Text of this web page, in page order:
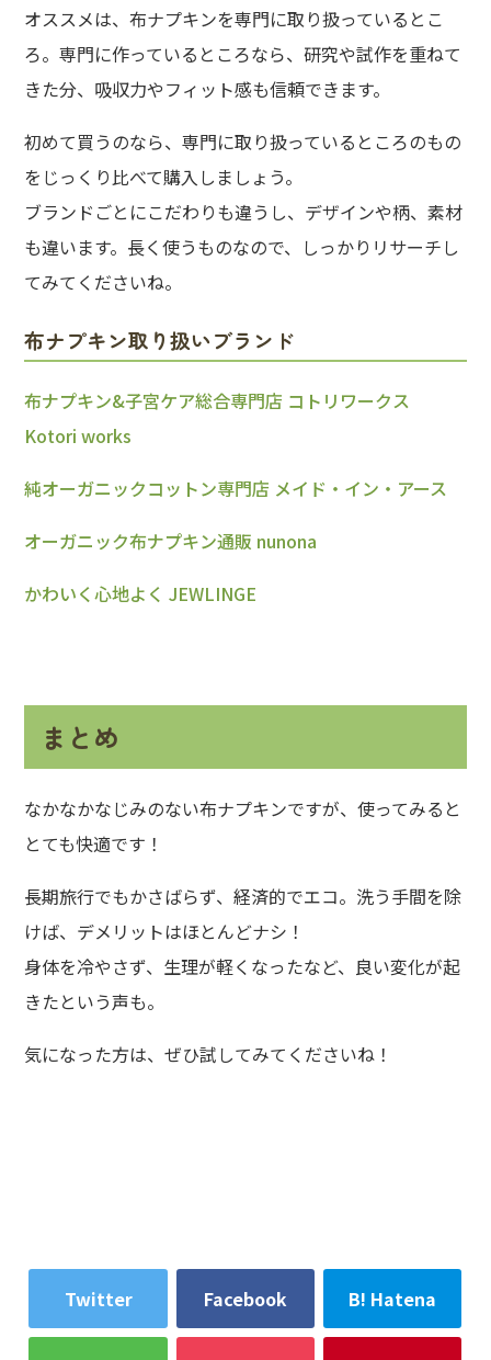
オススメは、布ナプキンを専門に取り扱っているとこ
ろ。専門に作っているところなら、研究や試作を重ねて
きた分、吸収力やフィット感も信頼できます。
初めて買うのなら、専門に取り扱っているところのもの
をじっくり比べて購入しましょう。
ブランドごとにこだわりも違うし、デザインや柄、素材
も違います。長く使うものなので、しっかりリサーチし
てみてくださいね。
布ナプキン取り扱いブランド
布ナプキン&子宮ケア総合専門店 コトリワークス
Kotori works
純オーガニックコットン専門店 メイド・イン・アース
オーガニック布ナプキン通販 nunona
かわいく心地よく JEWLINGE
まとめ
なかなかなじみのない布ナプキンですが、使ってみると
とても快適です！
長期旅行でもかさばらず、経済的でエコ。洗う手間を除
けば、デメリットはほとんどナシ！
身体を冷やさず、生理が軽くなったなど、良い変化が起
きたという声も。
気になった方は、ぜひ試してみてくださいね！
Twitter Facebook B! Hatena